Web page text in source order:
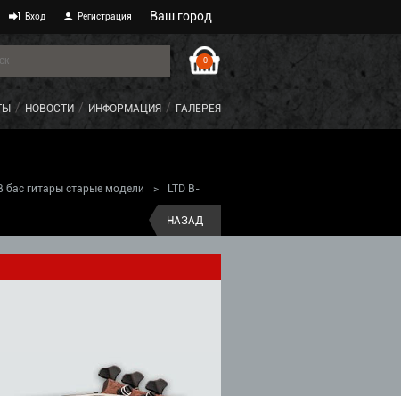
0
НОВОСТИ ИНФОРМАЦИЯ ГАЛЕРЕЯ
Вход Регистрация Ваш город
бас гитары старые модели > LTD B-
НАЗАД